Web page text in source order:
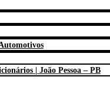
| João Pessoa – PB